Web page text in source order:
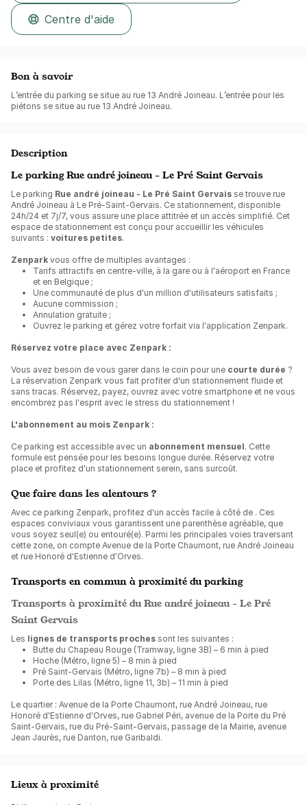
Centre d'aide
Bon à savoir
L’entrée du parking se situe au rue 13 André Joineau. L’entrée pour les
piétons se situe au rue 13 André Joineau.
Description
Le parking Rue andré joineau - Le Pré Saint Gervais
Le parking Rue andré joineau - Le Pré Saint Gervais se trouve rue
André Joineau à Le Pré-Saint-Gervais. Ce stationnement, disponible
24h/24 et 7j/7, vous assure une place attitrée et un accès simplifié. Cet
espace de stationnement est conçu pour accueillir les véhicules
suivants : voitures petites.
Zenpark vous offre de multiples avantages :
Tarifs attractifs en centre-ville, à la gare ou à l'aéroport en France
et en Belgique ;
Une communauté de plus d'un million d'utilisateurs satisfaits ;
Aucune commission ;
Annulation gratuite ;
Ouvrez le parking et gérez votre forfait via l'application Zenpark.
Réservez votre place avec Zenpark :
Vous avez besoin de vous garer dans le coin pour une courte durée ?
La réservation Zenpark vous fait profiter d'un stationnement fluide et
sans tracas. Réservez, payez, ouvrez avec votre smartphone et ne vous
encombrez pas l'esprit avec le stress du stationnement !
L'abonnement au mois Zenpark :
Ce parking est accessible avec un abonnement mensuel. Cette
formule est pensée pour les besoins longue durée. Réservez votre
place et profitez d'un stationnement serein, sans surcoût.
Que faire dans les alentours ?
Avec ce parking Zenpark, profitez d'un accès facile à côté de . Ces
espaces conviviaux vous garantissent une parenthèse agréable, que
vous soyez seul(e) ou entouré(e). Parmi les principales voies traversant
cette zone, on compte Avenue de la Porte Chaumont, rue André Joineau
et rue Honoré d'Estienne d'Orves.
Transports en commun à proximité du parking
Transports à proximité du Rue andré joineau - Le Pré
Saint Gervais
Les lignes de transports proches sont les suivantes :
Butte du Chapeau Rouge (Tramway, ligne 3B) – 6 min à pied
Hoche (Métro, ligne 5) – 8 min à pied
Pré Saint-Gervais (Métro, ligne 7b) – 8 min à pied
Porte des Lilas (Métro, ligne 11, 3b) – 11 min à pied
Le quartier : Avenue de la Porte Chaumont, rue André Joineau, rue
Honoré d'Estienne d'Orves, rue Gabriel Péri, avenue de la Porte du Pré
Saint-Gervais, rue du Pré-Saint-Gervais, passage de la Mairie, avenue
Jean Jaurès, rue Danton, rue Garibaldi.
Lieux à proximité